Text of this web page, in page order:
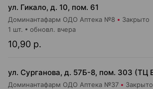
ул. Гикало, д. 10, пом. 61
Доминантафарм ОДО Аптека №8 Закрыто
10,90 р.
1 шт. обновл. вчера
Доминантафарм ОДО Аптека №37 Закрыто